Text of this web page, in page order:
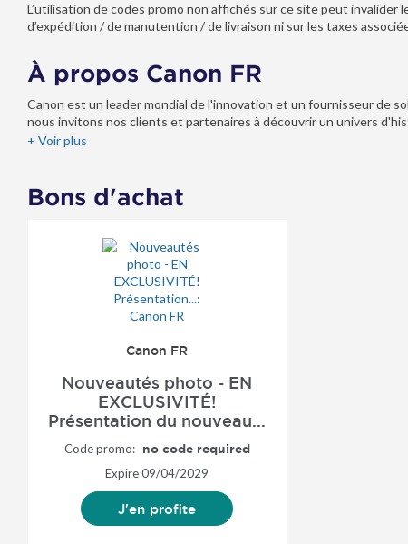
L’utilisation de codes promo non affichés sur ce site peut
d’expédition / de manutention / de livraison ni sur les taxes
À propos Canon FR
Canon est un leader mondial de l'innovation et un fournisseur de
nous invitons nos clients et partenaires à découvrir un univers
+ Voir plus
Bons d'achat
Canon FR
Nouveautés photo - EN
EXCLUSIVITÉ!
Présentation du nouveau...
Code promo: no code required
Expire09/04/2029
J'en profite